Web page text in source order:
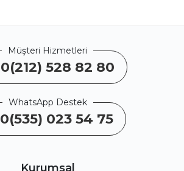
Müşteri Hizmetleri
0(212) 528 82 80
WhatsApp Destek
0(535) 023 54 75
Kurumsal